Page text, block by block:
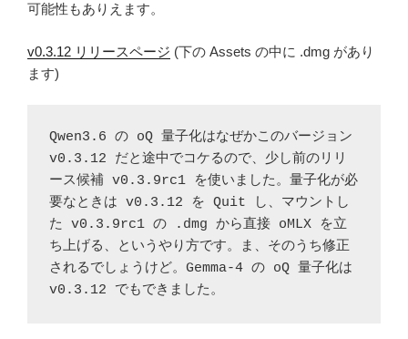
可能性もありえます。
v0.3.12 リリースページ (下の Assets の中に .dmg があり
ます)
Qwen3.6 の oQ 量子化はなぜかこのバージョン
v0.3.12 だと途中でコケるので、少し前のリリ
ース候補 v0.3.9rc1 を使いました。量子化が必
要なときは v0.3.12 を Quit し、マウントし
た v0.3.9rc1 の .dmg から直接 oMLX を立
ち上げる、というやり方です。ま、そのうち修正
されるでしょうけど。Gemma-4 の oQ 量子化は
v0.3.12 でもできました。